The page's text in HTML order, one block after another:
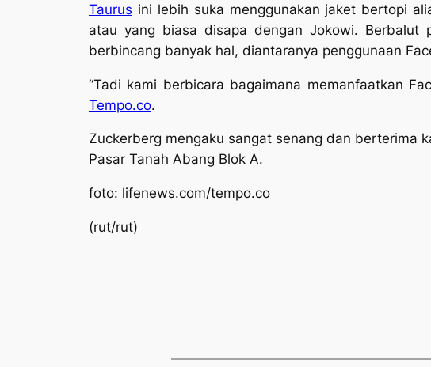
Taurus ini lebih suka menggunakan jaket bertopi
atau yang biasa disapa dengan Jokowi.
berbincang banyak hal, diantaranya penggunaan
“Tadi kami berbicara bagaimana memanfaatkan
Tempo.co.
Zuckerberg mengaku sangat senang dan berterima
Pasar Tanah Abang Blok A.
foto: lifenews.com/tempo.co
(rut/rut)